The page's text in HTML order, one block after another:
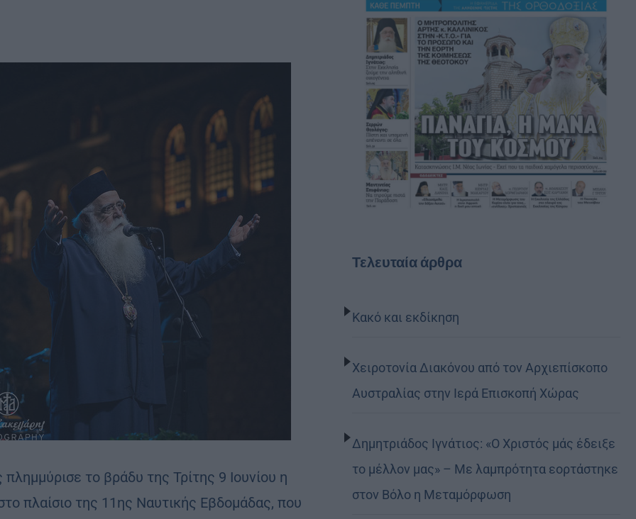
το βράδυ της Τρίτης 9 Ιουνίου η
πλαίσιο της 11ης Ναυτικής Εβδομάδας, που
Τελευταία άρθρα
Κακό και εκδίκηση
Χειροτονία Διακόνου από τον Αρχιεπίσκοπο
Αυστραλίας στην Ιερά Επισκοπή Χώρας
Δημητριάδος Ιγνάτιος: «Ο Χριστός μάς έδειξε
το μέλλον μας» – Με λαμπρότητα εορτάστηκε
στον Βόλο η Μεταμόρφωση